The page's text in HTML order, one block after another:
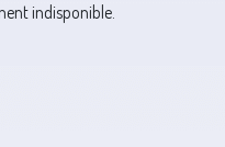
indisponible.